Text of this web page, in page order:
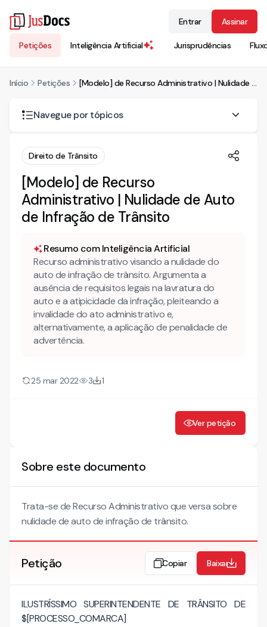
Petições Inteligência Artificial Jurisprudências
Entrar Assinar
Início Petições [Modelo] de Recurso Administrativo | Nulidade de Auto de Infração de Trânsito
Navegue por tópicos
RECURSO ADMINISTRATIVO
RAZÕES DO RECORRENTE
I– NULIDADE DO AUTO DE INFRAÇÃO – DA DESOBEDIÊNCIA
AOS REQUISITOS FORMAIS MÍNIMOS PARA LAVRATURA DO
AUTO DE INFRAÇÃO – Art.236 DA LEI MUNICIPAL 5.504/99
Direito de Trânsito
[Modelo] de Recurso
Administrativo | Nulidade de Auto
de Infração de Trânsito
Resumo com Inteligência Artificial
Recurso administrativo visando a nulidade do
auto de infração de trânsito. Argumenta a
ausência de requisitos legais na lavratura do
auto e a atipicidade da infração, pleiteando a
invalidade do ato administrativo e,
alternativamente, a aplicação de penalidade de
advertência.
25 mar 2022 3 1
Ver petição
Sobre este documento
Trata-se de Recurso Administrativo que versa sobre
nulidade de auto de infração de trânsito.
Petição Copiar Baixar
ILUSTRÍSSIMO SUPERINTENDENTE DE TRÂNSITO DE
$[PROCESSO_COMARCA]